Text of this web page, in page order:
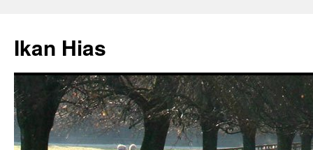
content
Ikan Hias